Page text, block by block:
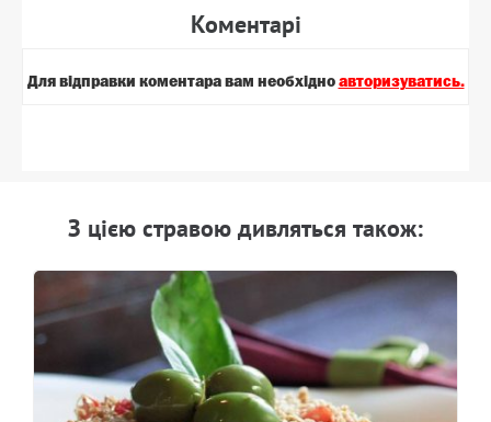
Коментарi
Для вiдправки коментара вам необхiдно авторизуватись.
З цiєю стравою дивляться також: